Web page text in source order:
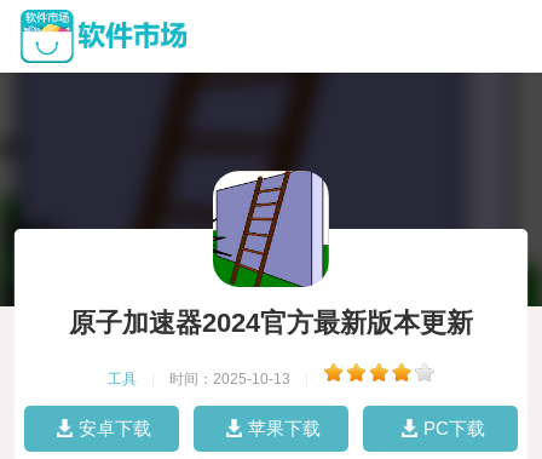
原子加速器2024官方最新版本更新
工具 时间：2025-10-13
安卓下载 苹果下载 PC下载